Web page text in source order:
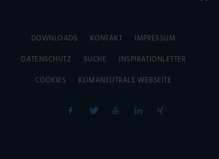
DOWNLOADS KONTAKT
IMPRESSUM
DATENSCHUTZ
SUCHE
INSPIRATIONLETTER
COOKIES
KLIMANEUTRALE WEBSEITE